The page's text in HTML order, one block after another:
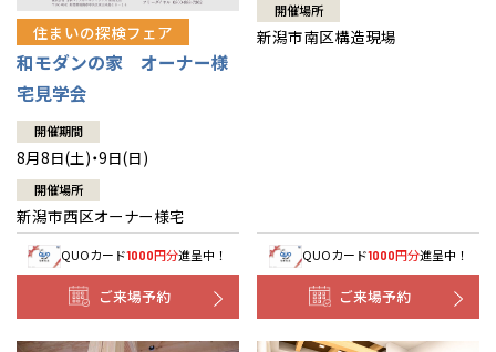
住まいの探検フェア
和モダンの家 オーナー様
宅見学会
開催期間
8月8日(土)・9日(日)
開催場所
新潟市西区オーナー様宅
QUOカード1000円分進呈中！
ご来場予約
開催場所
新潟市南区構造現場
QUOカード1000円分進呈中！
ご来場予約